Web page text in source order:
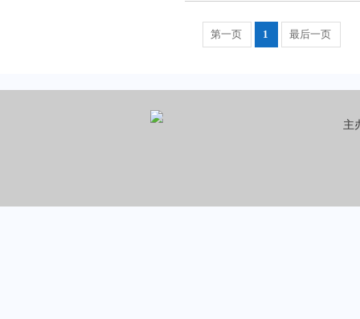
第一页 1 最后一页
主